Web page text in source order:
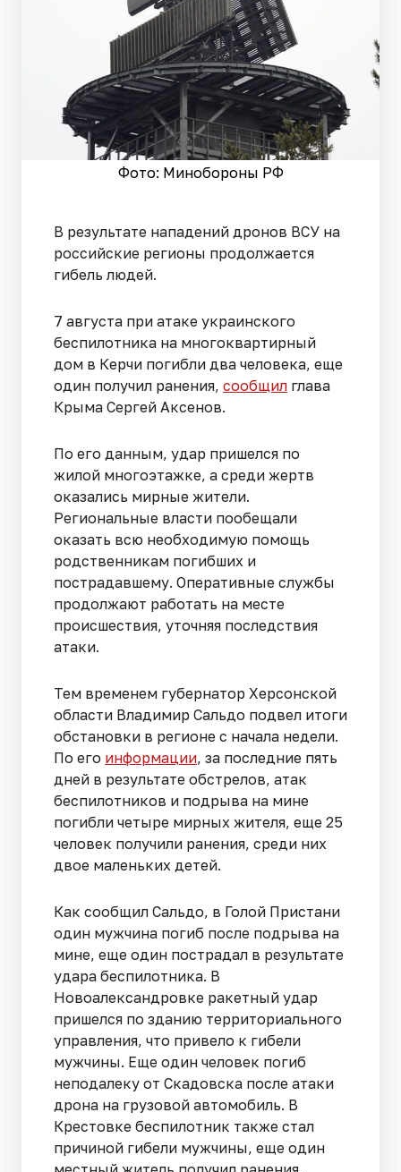
Фото: Минобороны РФ
В результате нападений дронов ВСУ на
российские регионы продолжается
гибель людей.
7 августа при атаке украинского
беспилотника на многоквартирный
дом в Керчи погибли два человека, еще
один получил ранения, сообщил глава
Крыма Сергей Аксенов.
По его данным, удар пришелся по
жилой многоэтажке, а среди жертв
оказались мирные жители.
Региональные власти пообещали
оказать всю необходимую помощь
родственникам погибших и
пострадавшему. Оперативные службы
продолжают работать на месте
происшествия, уточняя последствия
атаки.
Тем временем губернатор Херсонской
области Владимир Сальдо подвел итоги
обстановки в регионе с начала недели.
По его информации, за последние пять
дней в результате обстрелов, атак
беспилотников и подрыва на мине
погибли четыре мирных жителя, еще 25
человек получили ранения, среди них
двое маленьких детей.
Как сообщил Сальдо, в Голой Пристани
один мужчина погиб после подрыва на
мине, еще один пострадал в результате
удара беспилотника. В
Новоалександровке ракетный удар
пришелся по зданию территориального
управления, что привело к гибели
мужчины. Еще один человек погиб
неподалеку от Скадовска после атаки
дрона на грузовой автомобиль. В
Крестовке беспилотник также стал
причиной гибели мужчины, еще один